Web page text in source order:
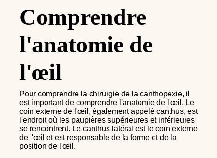
Comprendre
l'anatomie de
l'œil
Pour comprendre la chirurgie de la canthopexie, il
est important de comprendre l'anatomie de l'œil. Le
coin externe de l'œil, également appelé canthus, est
l'endroit où les paupières supérieures et inférieures
se rencontrent. Le canthus latéral est le coin externe
de l'œil et est responsable de la forme et de la
position de l'œil.